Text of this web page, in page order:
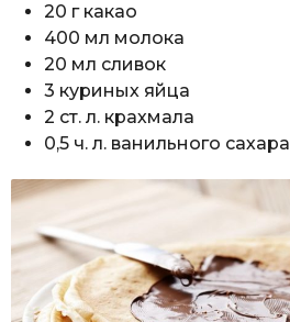
20 г какао
400 мл молока
20 мл сливок
3 куриных яйца
2 ст. л. крахмала
0,5 ч. л. ванильного сахара